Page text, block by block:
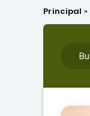
Principal »